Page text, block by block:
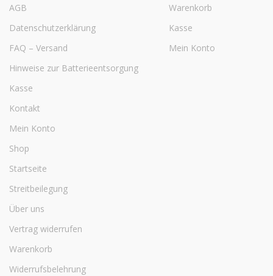
AGB
Datenschutzerklärung
FAQ – Versand
Hinweise zur Batterieentsorgung
Kasse
Kontakt
Mein Konto
Shop
Startseite
Streitbeilegung
Über uns
Vertrag widerrufen
Warenkorb
Widerrufsbelehrung
Warenkorb
Kasse
Mein Konto